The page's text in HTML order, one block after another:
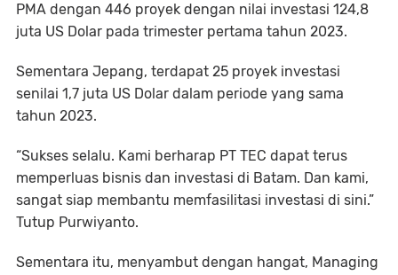
PMA dengan 446 proyek dengan nilai investasi 124,8
juta US Dolar pada trimester pertama tahun 2023.
Sementara Jepang, terdapat 25 proyek investasi
senilai 1,7 juta US Dolar dalam periode yang sama
tahun 2023.
“Sukses selalu. Kami berharap PT TEC dapat terus
memperluas bisnis dan investasi di Batam. Dan kami,
sangat siap membantu memfasilitasi investasi di sini.”
Tutup Purwiyanto.
Sementara itu, menyambut dengan hangat, Managing